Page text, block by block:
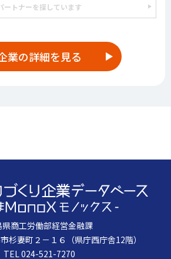
ートナーを探しています
業の詳細を見る
県商工労働部経営金融課
杉妻町２－１６（県庁西庁舎12階）
TEL 024-521-7270